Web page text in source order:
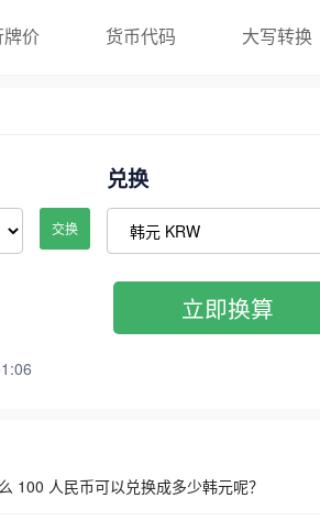
价 货币代码 大写转换
交换
兑换
立即换算
100 人民币可以兑换成多少韩元呢？